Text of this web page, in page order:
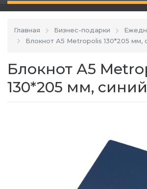
Главная Бизнес-подарки
Блокнот А5 Metropolis 130*205 мм,
Блокнот А5
130*205 мм, синий